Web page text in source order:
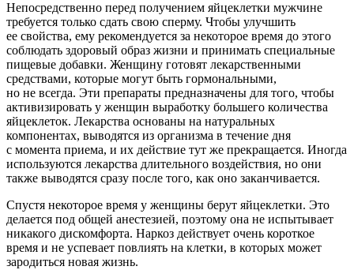
Непосредственно перед получением яйцеклетки мужчине
требуется только сдать свою сперму. Чтобы улучшить
ее свойства, ему рекомендуется за некоторое время до этого
соблюдать здоровый образ жизни и принимать специальные
пищевые добавки. Женщину готовят лекарственными
средствами, которые могут быть гормональными,
но не всегда. Эти препараты предназначены для того, чтобы
активизировать у женщин выработку большего количества
яйцеклеток. Лекарства основаны на натуральных
компонентах, выводятся из организма в течение дня
с момента приема, и их действие тут же прекращается. Иногда
используются лекарства длительного воздействия, но они
также выводятся сразу после того, как оно заканчивается.
Спустя некоторое время у женщины берут яйцеклетки. Это
делается под общей анестезией, поэтому она не испытывает
никакого дискомфорта. Наркоз действует очень короткое
время и не успевает повлиять на клетки, в которых может
зародиться новая жизнь.